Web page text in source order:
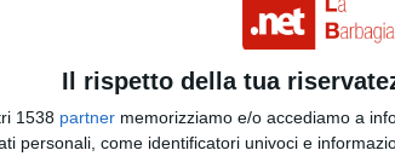
Il rispetto della tua
1538 partner memorizziamo e/o accediamo a
personali, come identificatori univoci e